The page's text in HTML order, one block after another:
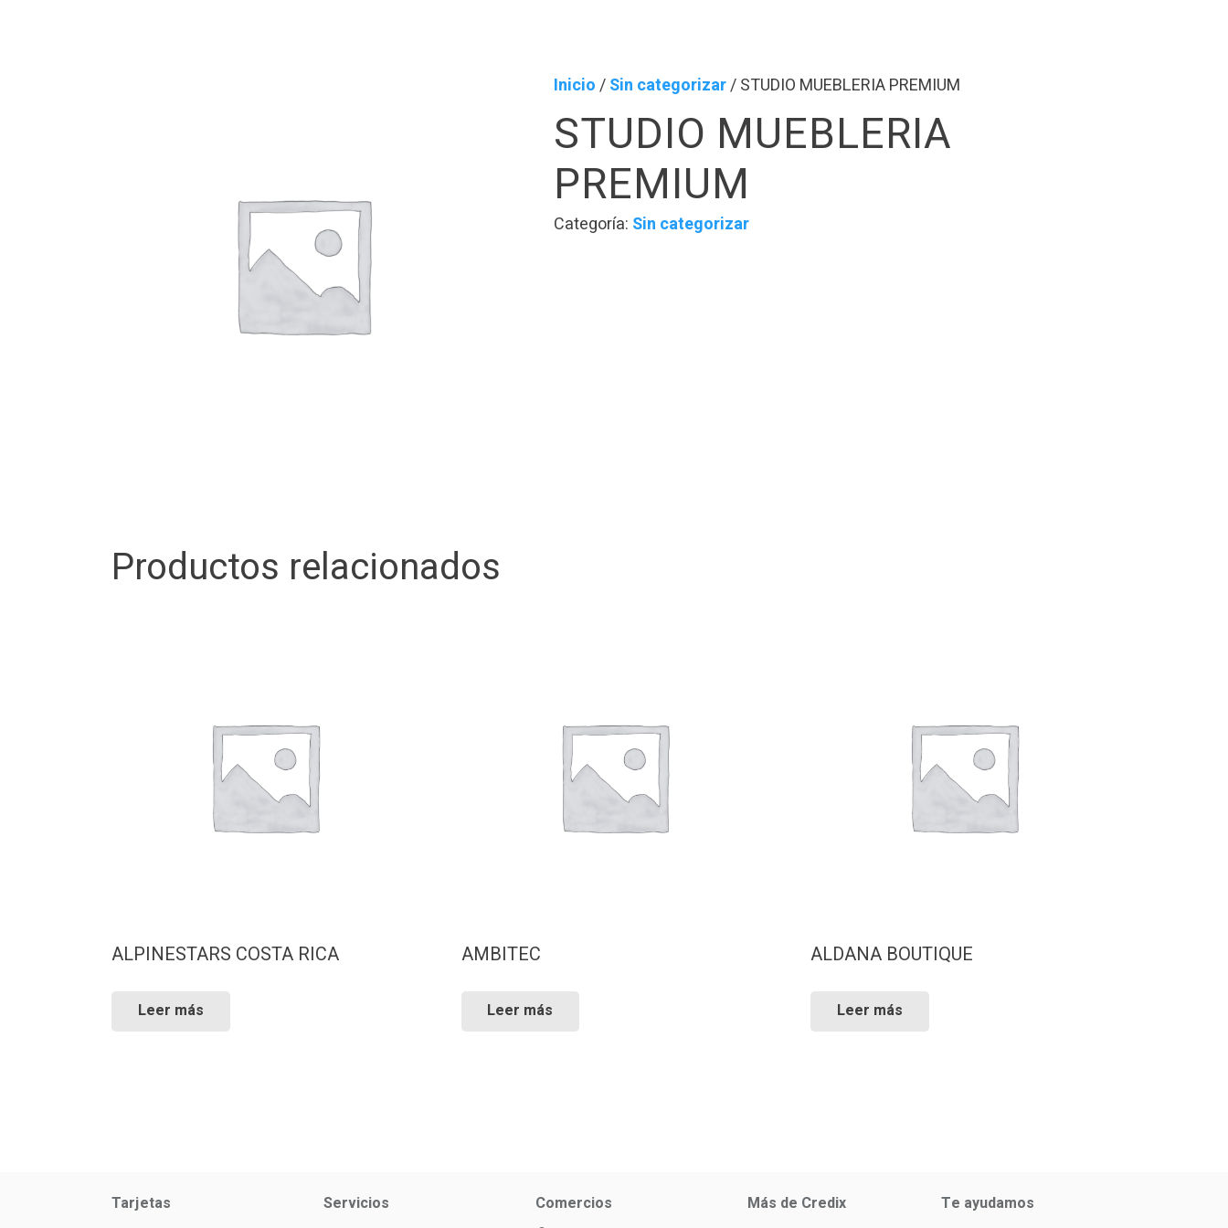
Inicio/Sin categorizar/ STUDIO MUEBLERIA PREMIUM
STUDIO MUEBLERIA
PREMIUM
Categoría: Sin categorizar
Productos relacionados
ALPINESTARS COSTA RICA
Leer más
AMBITEC
Leer más
ALDANA BOUTIQUE
Leer más
Tarjetas
Servicios
Comercios
Más de Credix
Te ayudamos